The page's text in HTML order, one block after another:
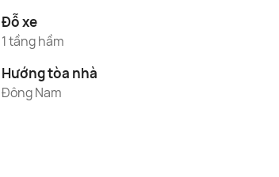
Đỗ xe
1 tầng hầm
Hướng tòa nhà
Đông Nam